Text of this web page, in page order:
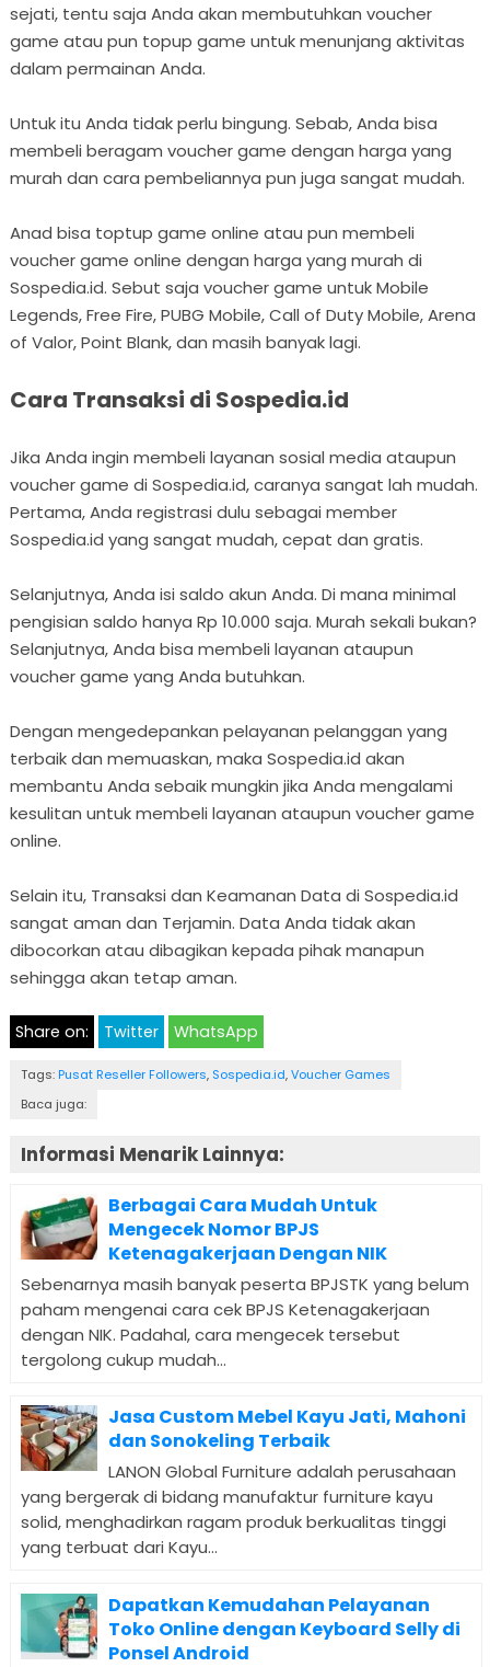
sejati, tentu saja Anda akan membutuhkan voucher
game atau pun topup game untuk menunjang aktivitas
dalam permainan Anda.
Untuk itu Anda tidak perlu bingung. Sebab, Anda bisa
membeli beragam voucher game dengan harga yang
murah dan cara pembeliannya pun juga sangat mudah.
Anad bisa toptup game online atau pun membeli
voucher game online dengan harga yang murah di
Sospedia.id. Sebut saja voucher game untuk Mobile
Legends, Free Fire, PUBG Mobile, Call of Duty Mobile, Arena
of Valor, Point Blank, dan masih banyak lagi.
Cara Transaksi di Sospedia.id
Jika Anda ingin membeli layanan sosial media ataupun
voucher game di Sospedia.id, caranya sangat lah mudah.
Pertama, Anda registrasi dulu sebagai member
Sospedia.id yang sangat mudah, cepat dan gratis.
Selanjutnya, Anda isi saldo akun Anda. Di mana minimal
pengisian saldo hanya Rp 10.000 saja. Murah sekali bukan?
Selanjutnya, Anda bisa membeli layanan ataupun
voucher game yang Anda butuhkan.
Dengan mengedepankan pelayanan pelanggan yang
terbaik dan memuaskan, maka Sospedia.id akan
membantu Anda sebaik mungkin jika Anda mengalami
kesulitan untuk membeli layanan ataupun voucher game
online.
Selain itu, Transaksi dan Keamanan Data di Sospedia.id
sangat aman dan Terjamin. Data Anda tidak akan
dibocorkan atau dibagikan kepada pihak manapun
sehingga akan tetap aman.
Share on: Twitter WhatsApp
Tags: Pusat Reseller Followers, Sospedia.id,Voucher Games
Baca juga:
Informasi Menarik Lainnya:
Berbagai Cara Mudah Untuk
Mengecek Nomor BPJS
Ketenagakerjaan Dengan NIK
Sebenarnya masih banyak peserta BPJSTK yang belum
paham mengenai cara cek BPJS Ketenagakerjaan
dengan NIK. Padahal, cara mengecek tersebut
tergolong cukup mudah...
Jasa Custom Mebel Kayu Jati, Mahoni
dan Sonokeling Terbaik
LANON Global Furniture adalah perusahaan
yang bergerak di bidang manufaktur furniture kayu
solid, menghadirkan ragam produk berkualitas tinggi
yang terbuat dari Kayu...
Dapatkan Kemudahan Pelayanan
Toko Online dengan Keyboard Selly di
Ponsel Android